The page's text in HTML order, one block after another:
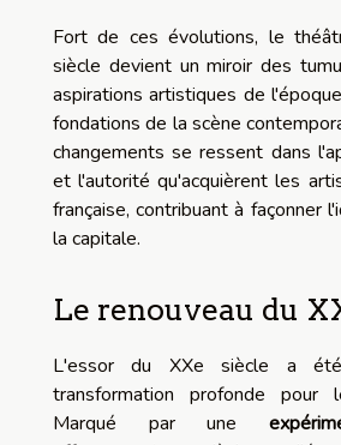
Fort de ces évolutions, le
siècle devient un miroir des
aspirations artistiques de
fondations de la scène
changements se ressent dans
et l'autorité qu'acquièrent les
française, contribuant à façonner
la capitale.
Le renouveau du
L'essor du XXe siècle a
transformation profonde pour
Marqué par une